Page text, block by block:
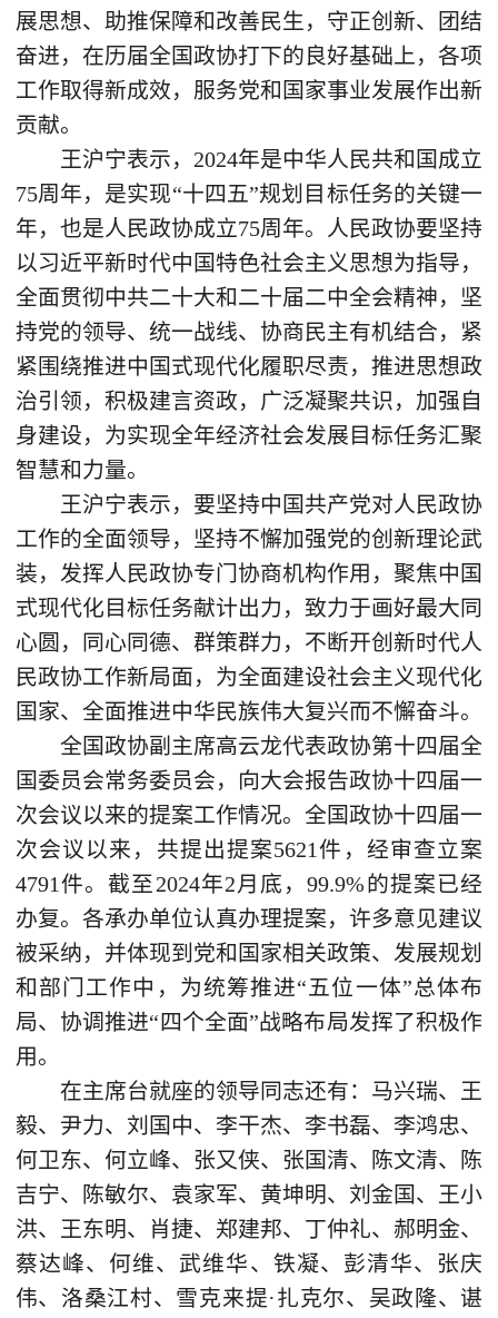
展思想、助推保障和改善民生，守正创新、团结
奋进，在历届全国政协打下的良好基础上，各项
工作取得新成效，服务党和国家事业发展作出新
贡献。
王沪宁表示，2024年是中华人民共和国成立
75周年，是实现“十四五”规划目标任务的关键一
年，也是人民政协成立75周年。人民政协要坚持
以习近平新时代中国特色社会主义思想为指导，
全面贯彻中共二十大和二十届二中全会精神，坚
持党的领导、统一战线、协商民主有机结合，紧
紧围绕推进中国式现代化履职尽责，推进思想政
治引领，积极建言资政，广泛凝聚共识，加强自
身建设，为实现全年经济社会发展目标任务汇聚
智慧和力量。
王沪宁表示，要坚持中国共产党对人民政协
工作的全面领导，坚持不懈加强党的创新理论武
装，发挥人民政协专门协商机构作用，聚焦中国
式现代化目标任务献计出力，致力于画好最大同
心圆，同心同德、群策群力，不断开创新时代人
民政协工作新局面，为全面建设社会主义现代化
国家、全面推进中华民族伟大复兴而不懈奋斗。
全国政协副主席高云龙代表政协第十四届全
国委员会常务委员会，向大会报告政协十四届一
次会议以来的提案工作情况。全国政协十四届一
次会议以来，共提出提案5621件，经审查立案
4791件。截至2024年2月底，99.9%的提案已经
办复。各承办单位认真办理提案，许多意见建议
被采纳，并体现到党和国家相关政策、发展规划
和部门工作中，为统筹推进“五位一体”总体布
局、协调推进“四个全面”战略布局发挥了积极作
用。
在主席台就座的领导同志还有：马兴瑞、王
毅、尹力、刘国中、李干杰、李书磊、李鸿忠、
何卫东、何立峰、张又侠、张国清、陈文清、陈
吉宁、陈敏尔、袁家军、黄坤明、刘金国、王小
洪、王东明、肖捷、郑建邦、丁仲礼、郝明金、
蔡达峰、何维、武维华、铁凝、彭清华、张庆
伟、洛桑江村、雪克来提·扎克尔、吴政隆、谌